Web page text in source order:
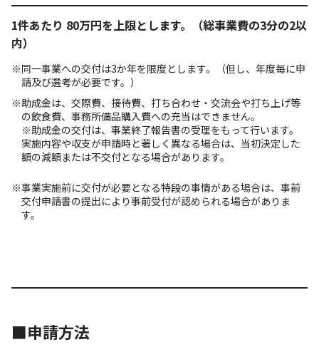
1件あたり 80万円を上限とします。（総事業費の3分の2以
内）
※同一事業への交付は3か年を限度とします。（但し、年度毎に申
請及び選考が必要です。）
※助成金は、交際費、接待費、打ち合わせ・交流会や打ち上げ等
の飲食費、事務所備品購入費への充当はできません。
※助成金の交付は、事業終了報告書の受理をもって行います。
実施内容や収支が申請時と著しく異なる場合は、当初決定した
額の減額または不交付となる場合があります。
※事業実施前に交付が必要となる特段の事情がある場合は、事前
交付申請書の提出により事前受付が認められる場合がありま
す。
■申請方法